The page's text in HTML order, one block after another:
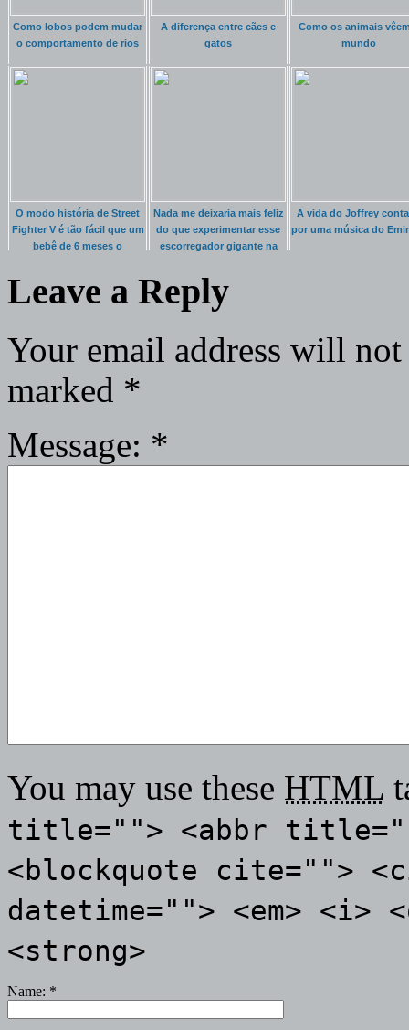
Como lobos podem mudar
o comportamento de rios
A diferença entre cães e
gatos
Como os animais
mundo
O modo história de Street
Fighter V é tão fácil que um
bebê de 6 meses o
Nada me deixaria mais feliz
do que experimentar esse
escorregador gigante na
A vida do Joffrey
por uma música do
Leave a Reply
Your email address will
marked *
Message: *
You may use these HTML
title=""> <abbr
<blockquote cite="">
datetime=""> <em> <i>
<strong>
Name: *